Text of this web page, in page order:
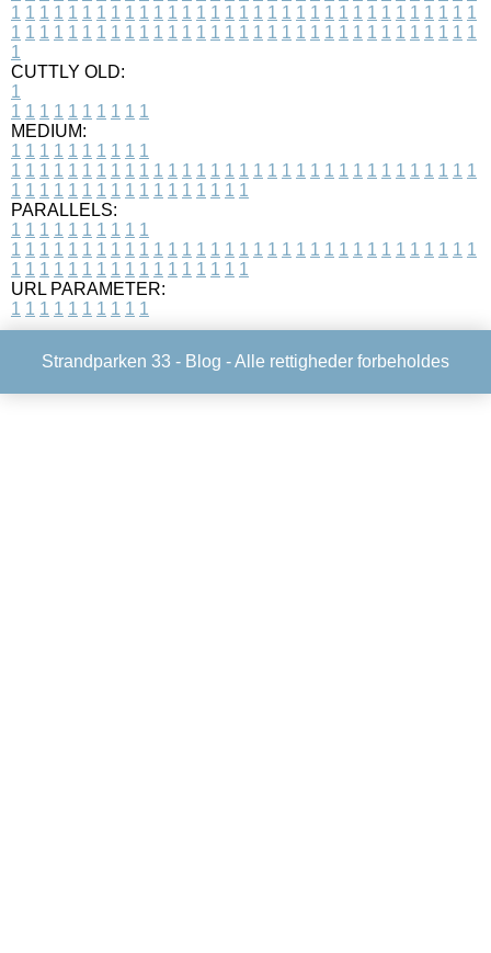
1 1 1 1 1 1 1 1 1 1 1 1 1 1 1 1 1 1 1 1 1 1 1 1 1 1 1 1 1 1 1 1 1
1 1 1 1 1 1 1 1 1 1 1 1 1 1 1 1 1 1 1 1 1 1 1 1 1 1 1 1 1 1 1 1 1
1
CUTTLY OLD:
1
1 1 1 1 1 1 1 1 1 1
MEDIUM:
1 1 1 1 1 1 1 1 1 1
1 1 1 1 1 1 1 1 1 1 1 1 1 1 1 1 1 1 1 1 1 1 1 1 1 1 1 1 1 1 1 1 1
1 1 1 1 1 1 1 1 1 1 1 1 1 1 1 1 1
PARALLELS:
1 1 1 1 1 1 1 1 1 1
1 1 1 1 1 1 1 1 1 1 1 1 1 1 1 1 1 1 1 1 1 1 1 1 1 1 1 1 1 1 1 1 1
1 1 1 1 1 1 1 1 1 1 1 1 1 1 1 1 1
URL PARAMETER:
1 1 1 1 1 1 1 1 1 1
Strandparken 33 - Blog - Alle rettigheder forbeholdes